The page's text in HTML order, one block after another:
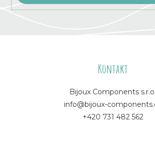
Kontakt
Bijoux Components s.r.o.
info@bijoux-
+420 731 482 562